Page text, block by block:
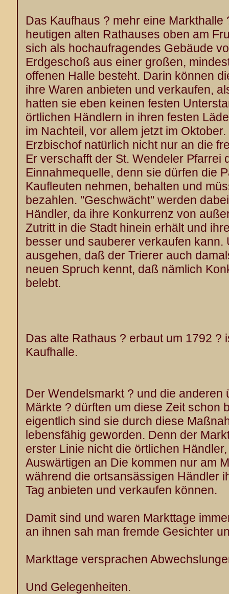
Das Kaufhaus ? mehr eine Markthalle
heutigen alten Rathauses oben am
sich als hochaufragendes Gebäude
Erdgeschoß aus einer großen,
offenen Halle besteht. Darin können
ihre Waren anbieten und verkaufen,
hatten sie eben keinen festen
örtlichen Händlern in ihren festen
im Nachteil, vor allem jetzt im
Erzbischof natürlich nicht nur an die
Er verschafft der St. Wendeler Pfarrei
Einnahmequelle, denn sie dürfen die
Kaufleuten nehmen, behalten und
bezahlen. "Geschwächt" werden
Händler, da ihre Konkurrenz von
Zutritt in die Stadt hinein erhält und
besser und sauberer verkaufen kann.
ausgehen, daß der Trierer auch
neuen Spruch kennt, daß nämlich
belebt.
Das alte Rathaus ? erbaut um 1792 ?
Kaufhalle.
Der Wendelsmarkt ? und die anderen
Märkte ? dürften um diese Zeit schon
eigentlich sind sie durch diese
lebensfähig geworden. Denn der
erster Linie nicht die örtlichen
Auswärtigen an Die kommen nur am
während die ortsansässigen Händler
Tag anbieten und verkaufen können.
Damit sind und waren Markttage
an ihnen sah man fremde Gesichter
Markttage versprachen
Und Gelegenheiten.